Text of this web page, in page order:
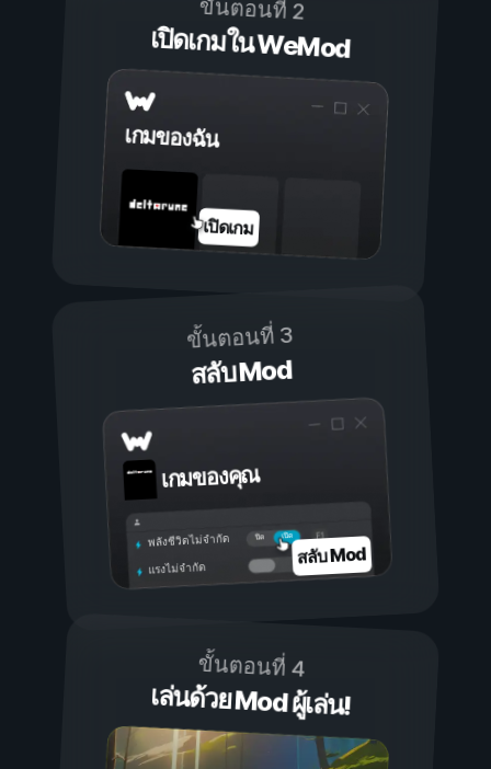
ขั้นตอนที่ 2
เปิดเกมใน WeMod
เกมของฉัน
เปิดเกม
ขั้นตอนที่ 3
สลับ Mod
เกมของคุณ
เปิด
ปิด
พลังชีวิตไม่จำกัด
แรงไม่จำกัด สลับ Mod
ขั้นตอนที่ 4
เล่นด้วย Mod ผู้เล่น!